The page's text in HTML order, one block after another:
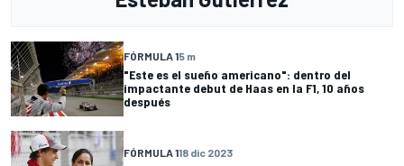
FÓRMULA 15 m
"Este es el sueño americano": dentro del
impactante debut de Haas en la F1, 10 años
después
FÓRMULA 118 dic 2023